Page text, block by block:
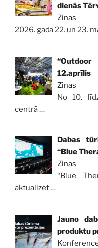
dienās
Ziņas
2026. gada 22. un 23.
12.aprīlis
Ziņas
No 10.
centrā…
Dabas
“Blue
Ziņas
“Blue
aktualizēt…
Jauno
produktu